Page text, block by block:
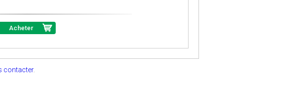
Acheter
contacter.